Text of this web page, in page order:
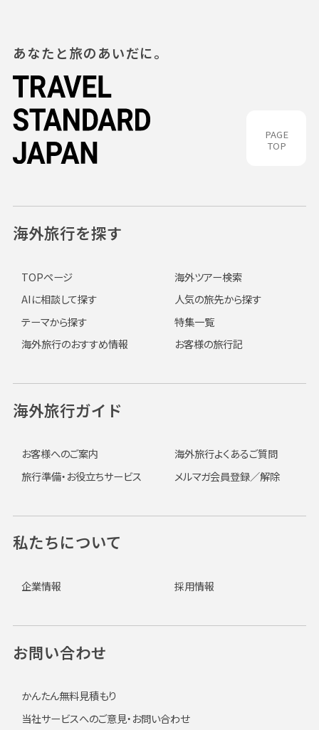
PAGE
TOP
あなたと旅のあいだに。
海外旅行を探す
TOPページ
海外ツアー検索
AIに相談して探す
人気の旅先から探す
テーマから探す
特集一覧
海外旅行のおすすめ情報
お客様の旅行記
海外旅行ガイド
お客様へのご案内
海外旅行よくあるご質問
旅行準備・お役立ちサービス
メルマガ会員登録／解除
私たちについて
企業情報 採用情報
お問い合わせ
かんたん無料見積もり
当社サービスへのご意見・お問い合わせ